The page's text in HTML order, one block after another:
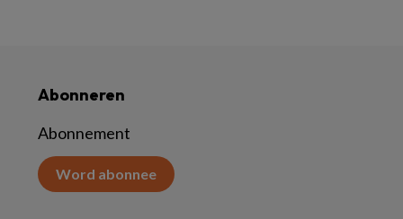
Abonneren
Abonnement
Word abonnee